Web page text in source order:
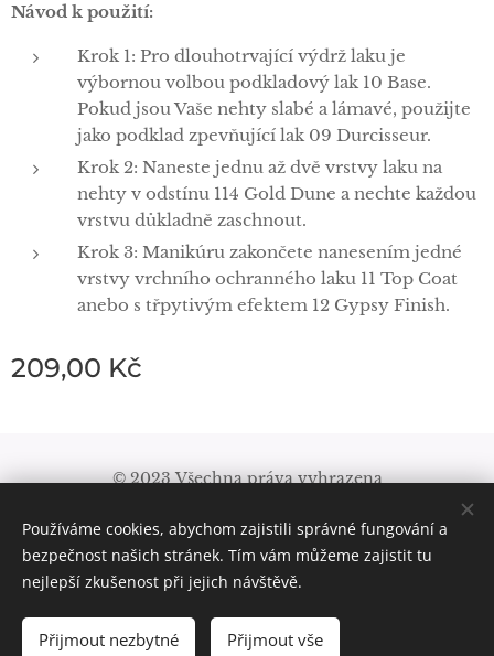
Návod k použití:
Krok 1: Pro dlouhotrvající výdrž laku je
výbornou volbou podkladový lak 10 Base.
Pokud jsou Vaše nehty slabé a lámavé, použijte
jako podklad zpevňující lak 09 Durcisseur.
Krok 2: Naneste jednu až dvě vrstvy laku na
nehty v odstínu 114 Gold Dune a nechte každou
vrstvu důkladně zaschnout.
Krok 3: Manikúru zakončete nanesením jedné
vrstvy vrchního ochranného laku 11 Top Coat
anebo s třpytivým efektem 12 Gypsy Finish.
209,00 Kč
DO KOŠÍKU
© 2023 Všechna práva vyhrazena
Cookies
Používáme cookies, abychom zajistili správné fungování a
bezpečnost našich stránek. Tím vám můžeme zajistit tu
nejlepší zkušenost při jejich návštěvě.
Přijmout nezbytné Přijmout vše